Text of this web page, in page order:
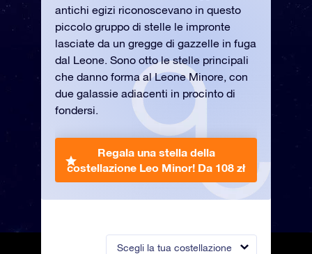
Scegli la tua costellazione
antichi egizi riconoscevano in questo
piccolo gruppo di stelle le impronte
lasciate da un gregge di gazzelle in fuga
dal Leone. Sono otto le stelle principali
che danno forma al Leone Minore, con
due galassie adiacenti in procinto di
fondersi.
Regala una stella della
costellazione Leo Minor! Da 108 zł